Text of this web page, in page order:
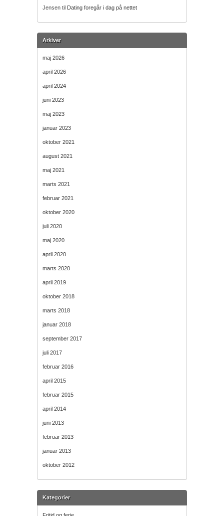
Jensen til Dating foregår i dag på nettet
Arkiver
maj 2026
april 2026
april 2024
juni 2023
maj 2023
januar 2023
oktober 2021
august 2021
maj 2021
marts 2021
februar 2021
oktober 2020
juli 2020
maj 2020
april 2020
marts 2020
april 2019
oktober 2018
marts 2018
januar 2018
september 2017
juli 2017
februar 2016
april 2015
februar 2015
april 2014
juni 2013
februar 2013
januar 2013
oktober 2012
Kategorier